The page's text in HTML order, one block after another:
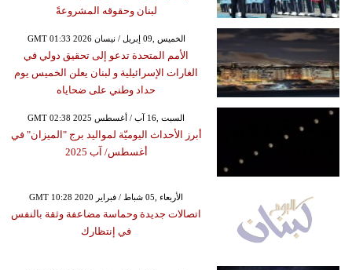
لبنان وحقوقه المشروعةً
GMT 01:33 2026 الخميس ,09 إبريل / نيسان
الأمم المتحدة تدعو إلى تحقيق دولي في
الغارات الإسرائيلية و لبنان يعلن الخميس يوم
حداد وطني على ضحاياه
GMT 02:38 2025 السبت ,16 آب / أغسطس
أبرز الأحداث اليوميّة لمواليد برج "الميزان" في
أغسطس/ آب 2025
GMT 10:28 2020 الأربعاء ,05 شباط / فبراير
اتصالات جديدة وحماسة مضاعفة وثقة بالنفس
في إنتظارك